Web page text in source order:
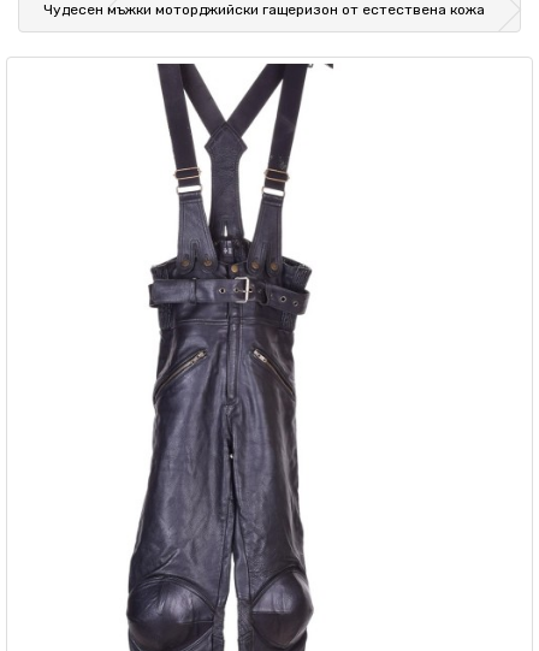
Чудесен мъжки моторджийски гащеризон от естествена кожа